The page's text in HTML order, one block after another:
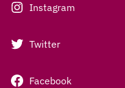
Instagram
Twitter
Facebook